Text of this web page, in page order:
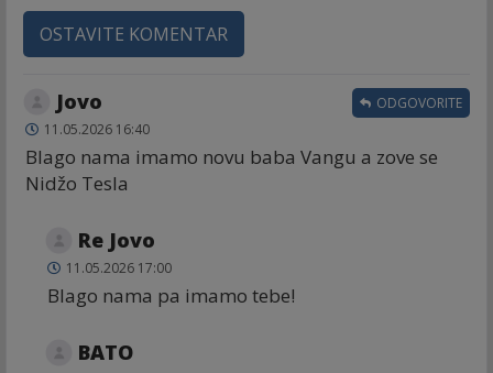
OSTAVITE KOMENTAR
Jovo
11.05.2026 16:40
Blago nama imamo novu baba Vangu a zove se
Nidžo Tesla
ODGOVORITE
Re Jovo
11.05.2026 17:00
Blago nama pa imamo tebe!
BATO